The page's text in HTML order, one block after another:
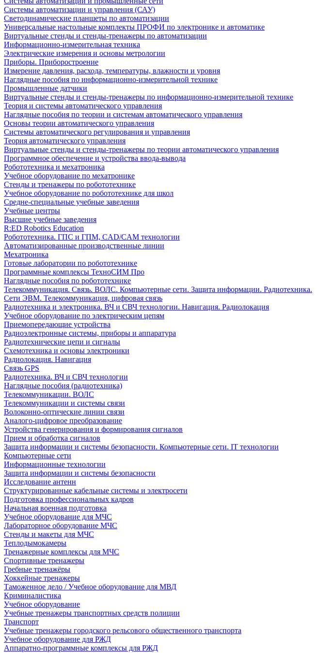
Системы автоматизации и управления (САУ)
Светодинамические планшеты по автоматизации
Универсальные настольные комплекты ПРОФИ по электронике и автоматике
Виртуальные стенды и стенды-тренажеры по автоматизации
Информационно-измерительная техника
Электрические измерения и основы метрологии
Приборы. Приборостроение
Измерение давления, расхода, температуры, влажности и уровня
Наглядные пособия по информационно-измерительной технике
Промышленные датчики
Виртуальные стенды и стенды-тренажеры по информационно-измерительной технике
Теория и системы автоматического управления
Наглядные пособия по теории и системам автоматического управления
Основы теории автоматического управления
Системы автоматического регулирования и управления
Теория автоматического управления
Виртуальные стенды и стенды-тренажеры по теории автоматического управления
Программное обеспечение и устройства ввода-вывода
Робототехника и мехатроника
Учебное оборудование по мехатронике
Стенды и тренажеры по робототехнике
Учебное оборудование по робототехнике для школ
Средне-специальные учебные заведения
Учебные центры
Высшие учебные заведения
R:ED Robotics Education
Робототехника. ГПС и ГПМ, CAD/CAM технологии
Автоматизированные производственные линии
Мехатроника
Готовые лаборатории по робототехнике
Программные комплексы ТехноСИМ Про
Наглядные пособия по робототехнике
Телекоммуникация. Связь. ВОЛС. Компьютерные сети. Защита информации. Радиотехника.
Сети ЭВМ. Телекоммуникация, цифровая связь
Радиотехника и электроника. ВЧ и СВЧ технологии. Навигация. Радиолокация
Учебное оборудование по электрическим цепям
Приемопередающие устройства
Радиоэлектронные системы, приборы и аппаратура
Радиотехнические цепи и сигналы
Схемотехника и основы электроники
Радиолокация. Навигация
Связь GPS
Радиотехника. ВЧ и СВЧ технологии
Наглядные пособия (радиотехника)
Телекоммуникации. ВОЛС
Телекоммуникации и системы связи
Волоконно-оптические линии связи
Аналого-цифровое преобразование
Устройства генерирования и формирования сигналов
Прием и обработка сигналов
Защита информации и системы безопасности. Компьютерные сети. IT технологии
Компьютерные сети
Информационные технологии
Защита информации и системы безопасности
Исследование антенн
Структурированные кабельные системы и электросети
Подготовка профессиональных кадров
Начальная военная подготовка
Учебное оборудование для МЧС
Лабораторное оборудование МЧС
Стенды и макеты для МЧС
Теплодымокамеры
Тренажерные комплексы для МЧС
Спортивные тренажеры
Гребные тренажёры
Хоккейные тренажеры
Таможенное дело / Учебное оборудование для МВД
Криминалистика
Учебное оборудование
Учебные тренажеры транспортных средств полиции
Транспорт
Учебные тренажеры городского рельсового общественного транспорта
Учебное оборудование для РЖД
Аппаратно-программные комплексы для РЖД